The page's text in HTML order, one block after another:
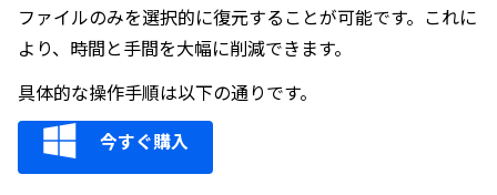
ファイルのみを選択的に復元することが可能です。これに
より、時間と手間を大幅に削減できます。
具体的な操作手順は以下の通りです。
今すぐ購入